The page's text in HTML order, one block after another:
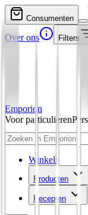
Consumenten
Over ons Filters
Emporion
Voor particulieren
Winkels
Producten
Recepten